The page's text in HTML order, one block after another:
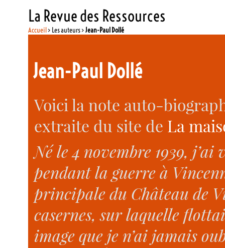
La Revue des Ressources
Accueil> Les auteurs >Jean-Paul Dollé
Jean-Paul Dollé
Voici la note auto-
extraite du site de La
Né le 4 novembre 1939, j’ai
pendant la guerre à
principale du Château de
casernes, sur laquelle
image que je n’ai jamais